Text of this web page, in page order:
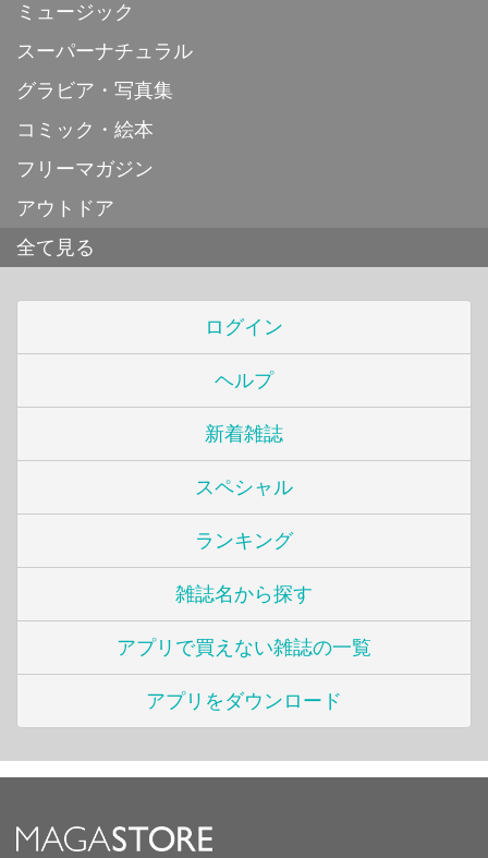
ミュージック
スーパーナチュラル
グラビア・写真集
コミック・絵本
フリーマガジン
アウトドア
全て見る
ログイン
ヘルプ
新着雑誌
スペシャル
ランキング
雑誌名から探す
アプリで買えない雑誌の一覧
アプリをダウンロード